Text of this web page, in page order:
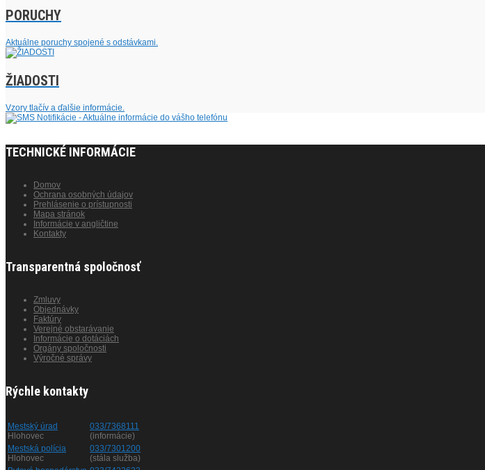
PORUCHY
Aktuálne poruchy spojené s odstávkami.
ŽIADOSTI
Vzory tlačív a ďalšie informácie.
TECHNICKÉ INFORMÁCIE
Domov
Ochrana osobných údajov
Prehlásenie o prístupnosti
Mapa stránok
Informácie v angličtine
Kontakty
Transparentná spoločnosť
Zmluvy
Objednávky
Faktúry
Verejné obstarávanie
Informácie o dotáciách
Orgány spoločnosti
Výročné správy
Rýchle kontakty
Mestský úrad
Hlohovec
033/7368111
(informácie)
Mestská polícia
Hlohovec
033/7301200
(stála služba)